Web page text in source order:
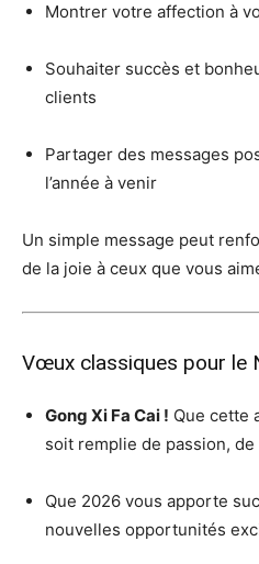
Montrer votre affection à
Souhaiter succès et
clients
Partager des messages
l’année à venir
Un simple message peut
de la joie à ceux que vous
Vœux classiques pour le
Gong Xi Fa Cai ! Que cette
soit remplie de passion,
Que 2026 vous apporte
nouvelles opportunités